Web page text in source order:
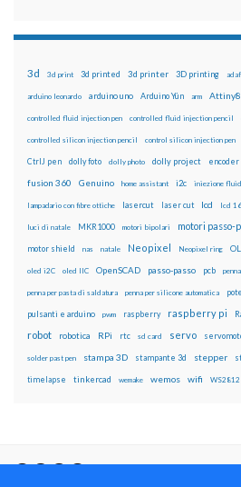
3d 3d print 3d printed 3d printer 3D printing
arduino leonardo arduino uno Arduino Yún arm
controlled fluid injection pen controlled fluid injection pencil
controlled silicon injection pencil control silicon injection pen
CtrlJ pen dolly foto dolly photo dolly project encoder
fusion 360 Genuino home assistant i2c iniezione
lampadario con fibre ottiche lasercut laser cut lcd lcd
luci di natale MKR1000 motori bipolari motori passo-
motor shield nas natale Neopixel Neopixel ring
oled i2C oled IIC OpenSCAD passo-passo pcb
penna per pasta di saldatura penna per silicone automatica
pulsanti e arduino pwm raspberry raspberry pi
robot robotica RPi rtc sd card servo
solder past pen stampa 3D stampante 3d stepper
timelapse tinkercad wemake wemos wifi WS2812